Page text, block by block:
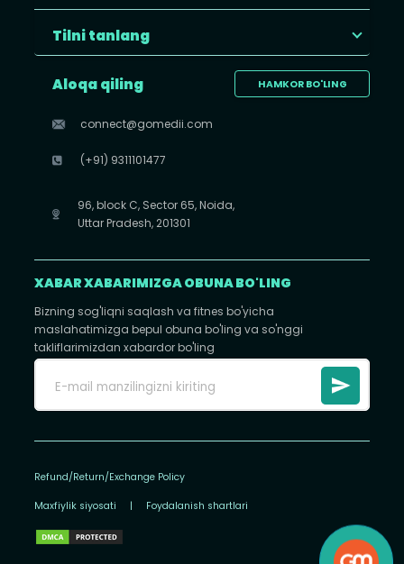
Tilni tanlang
HAMKOR BO'LING
Aloqa qiling
connect@gomedii.com
(+91) 9311101477
96, block C, Sector 65, Noida,
Uttar Pradesh, 201301
XABAR XABARIMIZGA OBUNA BO'LING
Bizning sog'liqni saqlash va fitnes bo'yicha
maslahatimizga bepul obuna bo'ling va so'nggi
takliflarimizdan xabardor bo'ling
Refund/Return/Exchange Policy
Maxfiylik siyosati | Foydalanish shartlari